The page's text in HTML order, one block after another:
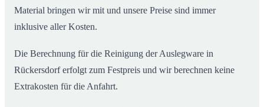
Material bringen wir mit und unsere Preise sind immer
inklusive aller Kosten.
Die Berechnung für die Reinigung der Auslegware in
Rückersdorf erfolgt zum Festpreis und wir berechnen keine
Extrakosten für die Anfahrt.